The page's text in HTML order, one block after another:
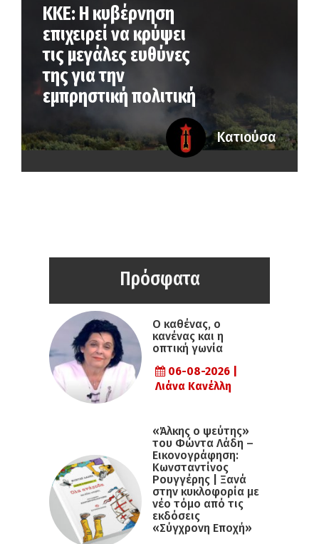
ΚΚΕ: Η κυβέρνηση
επιχειρεί να κρύψει
τις μεγάλες ευθύνες
της για την
εμπρηστική πολιτική
Κατιούσα
Πρόσφατα
Ο καθένας, ο
κανένας και η
οπτική γωνία
06-08-2026 |
Λιάνα Κανέλλη
«Άλκης ο ψεύτης»
του Φώντα Λάδη –
Εικονογράφηση:
Κωνσταντίνος
Ρουγγέρης | Ξανά
στην κυκλοφορία με
νέο τόμο από τις
εκδόσεις
«Σύγχρονη Εποχή»